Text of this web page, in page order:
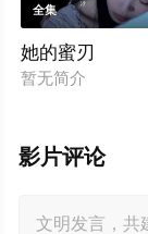
全集
她的蜜刃
暂无简介
影片评论